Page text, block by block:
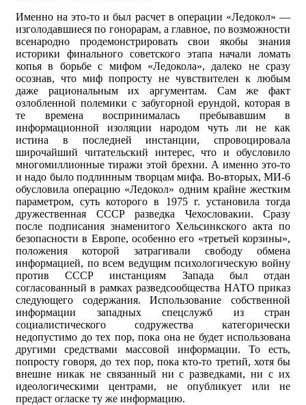
Именно на это-то и был расчет в операции «Ледокол» —
изголодавшиеся по гонорарам, а главное, по возможности
всенародно продемонстрировать свои якобы знания
историки финального советского этапа начали ломать
копья в борьбе с мифом «Ледокола», далеко не сразу
осознав, что миф попросту не чувствителен к любым
даже рациональным их аргументам. Сам же факт
озлобленной полемики с забугорной ерундой, которая в
те времена воспринималась пребывавшим в
информационной изоляции народом чуть ли не как
истина в последней инстанции, спровоцировала
широчайший читательский интерес, что и обусловило
многомиллионные тиражи этой брехни. А именно это-то
и надо было подлинным творцам мифа. Во-вторых, МИ-6
обусловила операцию «Ледокол» одним крайне жестким
параметром, суть которого в 1975 г. установила тогда
дружественная СССР разведка Чехословакии. Сразу
после подписания знаменитого Хельсинкского акта по
безопасности в Европе, особенно его «третьей корзины»,
положения которой затрагивали свободу обмена
информацией, по всем ведущим психологическую войну
против СССР инстанциям Запада был отдан
согласованный в рамках разведсообщества НАТО приказ
следующего содержания. Использование собственной
информации западных спецслужб из стран
социалистического содружества категорически
недопустимо до тех пор, пока она не будет использована
другими средствами массовой информации. То есть,
попросту говоря, до тех пор, пока кто-то третий, хотя бы
внешне никак не связанный ни с разведками, ни с их
идеологическими центрами, не опубликует или не
предаст огласке ту же информацию.